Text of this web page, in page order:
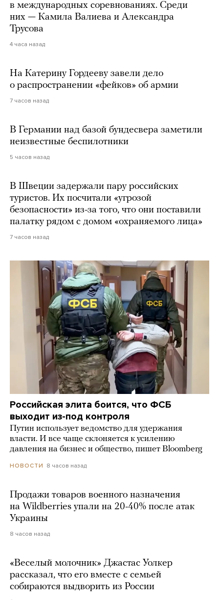
в международных соревнованиях. Среди
них — Камила Валиева и Александра
Трусова
4 часа назад
На Катерину Гордееву завели дело
о распространении «фейков» об армии
7 часов назад
В Германии над базой бундесвера заметили
неизвестные беспилотники
5 часов назад
В Швеции задержали пару российских
туристов. Их посчитали «угрозой
безопасности» из-за того, что они поставили
палатку рядом с домом «охраняемого лица»
7 часов назад
Российская элита боится, что ФСБ
выходит из-под контроля
Путин использует ведомство для удержания
власти. И все чаще склоняется к усилению
давления на бизнес и общество, пишет Bloomberg
НОВОСТИ 8 часов назад
Продажи товаров военного назначения
на Wildberries упали на 20-40% после атак
Украины
8 часов назад
«Веселый молочник» Джастас Уолкер
рассказал, что его вместе с семьей
собираются выдворить из России